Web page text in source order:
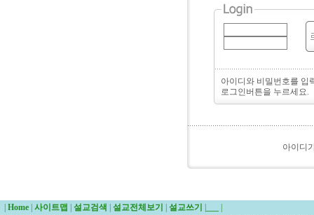
아이디와 비밀번호를 입
로그인버튼을 누르세요.
아이디
Home 사이트맵 설교검색 설교전체보기 설교쓰기